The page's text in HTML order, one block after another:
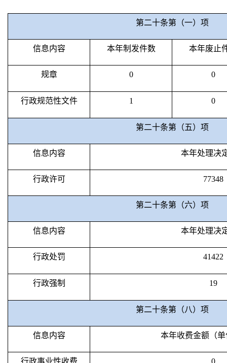
第二十条第（一）项
信息内容 本年制 发件数 本年废止
规章 0 0
行政规范性文件 1 0
第二十条第（五）项
信息内容 本年处理决
行政许可 77348
第二十条第（六）项
信息内容 本年处理决
行政处罚 41422
行政强制 19
第二十条第（八）项
信息内容 本年收费金额（